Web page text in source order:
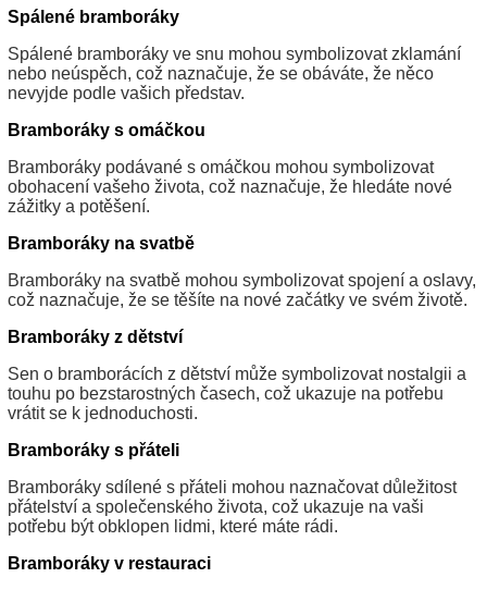
Spálené bramboráky
Spálené bramboráky ve snu mohou symbolizovat zklamání
nebo neúspěch, což naznačuje, že se obáváte, že něco
nevyjde podle vašich představ.
Bramboráky s omáčkou
Bramboráky podávané s omáčkou mohou symbolizovat
obohacení vašeho života, což naznačuje, že hledáte nové
zážitky a potěšení.
Bramboráky na svatbě
Bramboráky na svatbě mohou symbolizovat spojení a oslavy,
což naznačuje, že se těšíte na nové začátky ve svém životě.
Bramboráky z dětství
Sen o bramborácích z dětství může symbolizovat nostalgii a
touhu po bezstarostných časech, což ukazuje na potřebu
vrátit se k jednoduchosti.
Bramboráky s přáteli
Bramboráky sdílené s přáteli mohou naznačovat důležitost
přátelství a společenského života, což ukazuje na vaši
potřebu být obklopen lidmi, které máte rádi.
Bramboráky v restauraci